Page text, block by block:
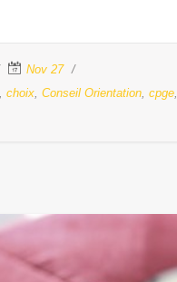
Nov 27
choix Conseil Orientation cpge